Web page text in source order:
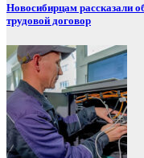
Новосибирцам рассказали
трудовой договор